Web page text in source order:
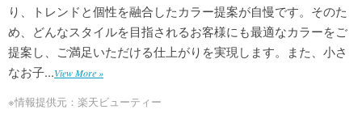
り、トレンドと個性を融合したカラー提案が自慢です。そのた
め、どんなスタイルを目指されるお客様にも最適なカラーをご
提案し、ご満足いただける仕上がりを実現します。また、小さ
なお子...View More »
※情報提供元：楽天ビューティー